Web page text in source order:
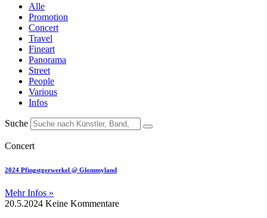
Alle
Promotion
Concert
Travel
Fineart
Panorama
Street
People
Various
Infos
Suche
Concert
2024 Pfingstgerwerkel @ Glommyland
Mehr Infos »
20.5.2024 Keine Kommentare